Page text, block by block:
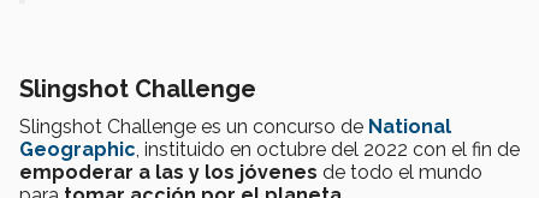
Slingshot Challenge
Slingshot Challenge es un concurso de National
Geographic, instituido en octubre del 2022 con el fin de
empoderar a las y los jóvenes de todo el mundo